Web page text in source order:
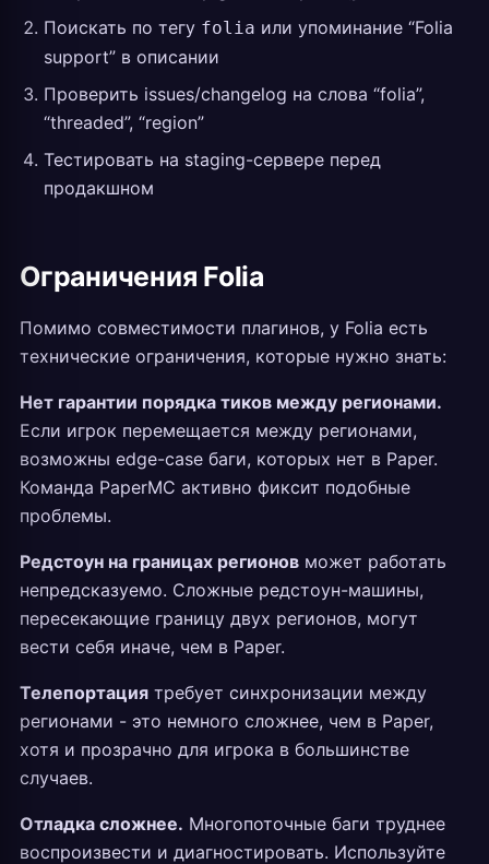
Поискать по тегу folia или упоминание “Folia
support” в описании
Проверить issues/changelog на слова “folia”,
“threaded”, “region”
Тестировать на staging-сервере перед
продакшном
Ограничения Folia
Помимо совместимости плагинов, у Folia есть
технические ограничения, которые нужно знать:
Нет гарантии порядка тиков между регионами.
Если игрок перемещается между регионами,
возможны edge-case баги, которых нет в Paper.
Команда PaperMC активно фиксит подобные
проблемы.
Редстоун на границах регионов может работать
непредсказуемо. Сложные редстоун-машины,
пересекающие границу двух регионов, могут
вести себя иначе, чем в Paper.
Телепортация требует синхронизации между
регионами - это немного сложнее, чем в Paper,
хотя и прозрачно для игрока в большинстве
случаев.
Отладка сложнее. Многопоточные баги труднее
воспроизвести и диагностировать. Используйте